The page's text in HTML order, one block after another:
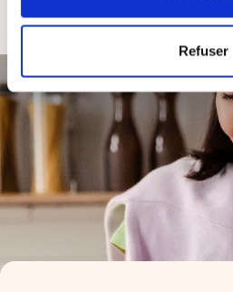
Refuser